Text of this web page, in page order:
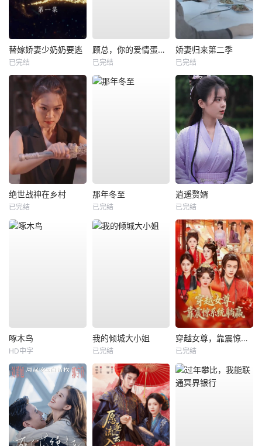
替嫁娇妻少奶奶要逃
已完结
顾总，你的爱情蛋炒饭已送达
已完结
娇妻归来第二季
已完结
绝世战神在乡村
已完结
那年冬至
已完结
逍遥赘婿
已完结
啄木鸟
HD中字
我的倾城大小姐
已完结
穿越女尊，靠震惊系统躺赢
已完结